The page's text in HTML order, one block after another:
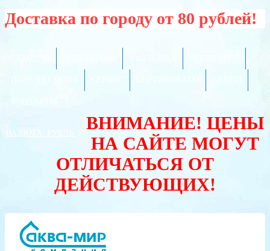
Доставка по городу от 80 рублей!
ВАЛЮТА:
ВНИМАНИЕ! ЦЕНЫ
НА САЙТЕ МОГУТ
ОТЛИЧАТЬСЯ ОТ
ДЕЙСТВУЮЩИХ!